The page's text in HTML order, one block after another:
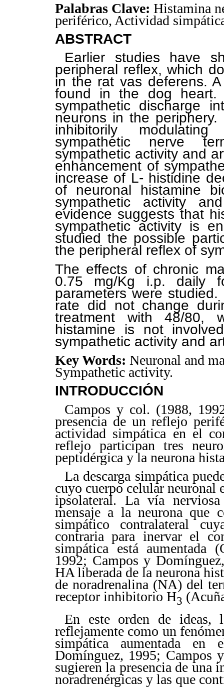
Palabras Clave: Histamina
periférico, Actividad
ABSTRACT
Earlier studies have
peripheral reflex, which
in the rat vas deferens.
found in the dog
sympathetic discharge
neurons in the
inhibitorily
sympathetic nerve
sympathetic activity and
enhancement of
increase of L- histidine
of neuronal histamine
sympathetic activity
evidence suggests that
sympathetic activity is
studied the possible
the peripheral reflex of
The effects of chronic
0.75 mg/Kg i.p. daily
parameters were
rate did not change
treatment with 48/80,
histamine is not
sympathetic activity and
Key Words: Neuronal and
Sympathetic activity.
INTRODUCCIÓN
Campos y col. (1988,
presencia de un reflejo
actividad simpática en el
reflejo participan tres
peptidérgica y la neurona
La descarga simpática
cuyo cuerpo celular neuronal
ipsolateral. La vía
mensaje a la neurona que
simpático contralateral
contraria para inervar el
simpática está aumentada
1992; Campos y
HA liberada de la neurona
de noradrenalina (NA) del
receptor inhibitorio H3
En este orden de ideas,
reflejamente como un
simpática aumentada en
Domínguez, 1995; Campos
sugieren la presencia de una
noradrenérgicas y las que